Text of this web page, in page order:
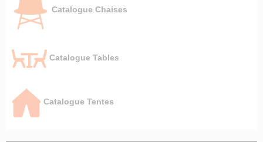
Catalogue Chaises
Catalogue Tables
Catalogue Tentes